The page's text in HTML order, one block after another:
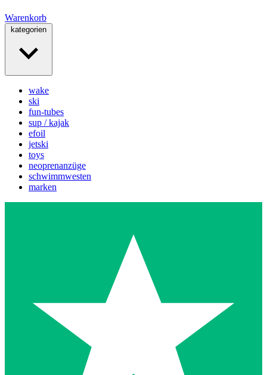
Warenkorb
kategorien
wake
ski
fun-tubes
sup / kajak
efoil
jetski
toys
neoprenanzüge
schwimmwesten
marken